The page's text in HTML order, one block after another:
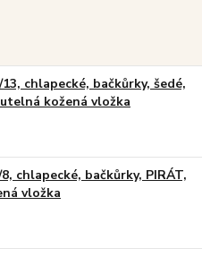
13, chlapecké, bačkůrky, šedé,
kožená vložka
chlapecké, bačkůrky, PIRÁT,
vložka